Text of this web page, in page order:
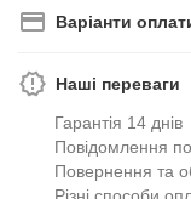
Варіанти
Наші переваги
Гарантія 14 днів
Повідомлення
Повернення та